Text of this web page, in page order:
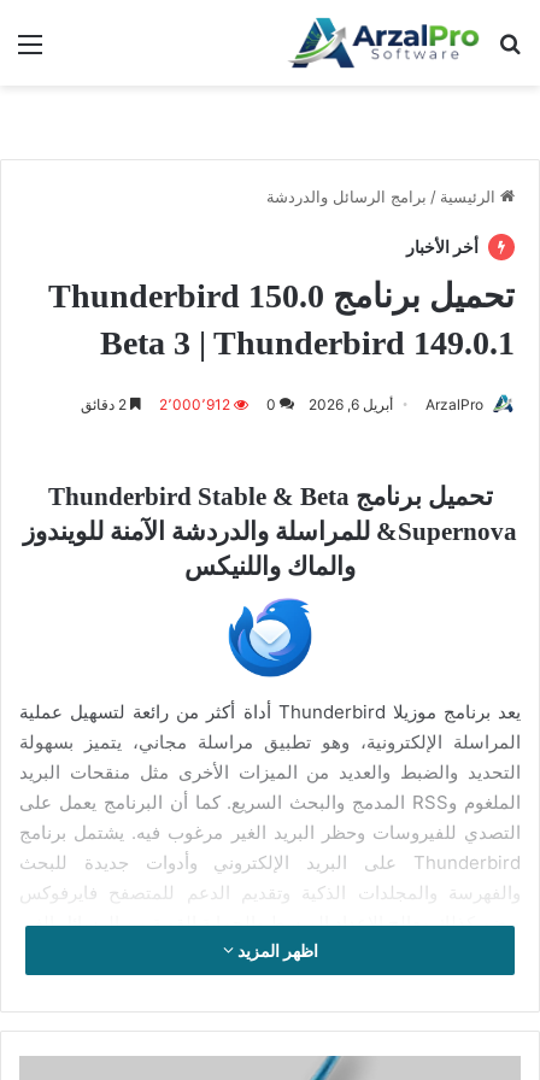
بحث عن
الرئيسية / برامج الرسائل والدردشة
أخر الأخبار
تحميل برنامج Thunderbird 150.0
Beta 3 | Thunderbird 149.0.1
ArzalPro أبريل 6, 2026 0 2٬000٬912
تحميل برنامج Thunderbird Stable & Beta
&Supernova للمراسلة والدردشة الآمنة للويندوز
والماك واللنيكس
يعد برنامج موزيلا Thunderbird أداة أكثر من رائعة لتسهيل عملية
المراسلة الإلكترونية، وهو تطبيق مراسلة مجاني، يتميز بسهولة
التحديد والضبط والعديد من الميزات الأخرى مثل منقحات البريد
الملغوم وRSS المدمج والبحث السريع. كما أن البرنامج يعمل على
التصدي للفيروسات وحظر البريد الغير مرغوب فيه. يشتمل برنامج
Thunderbird على البريد الإلكتروني وأدوات جديدة للبحث
والفهرسة والمجلدات الذكية وتقديم الدعم للمتصفح فايرفوكس
ويضم كذلك معالج الإعداد المبسط والحماية القوية من الرسائل الغير
مرغوب فيها التي تشمل فلاتر مكافحة التصيد الاحتيالي ومكافحة
البريد الضار.
عالية، لأنه يتوفر على تحديثات جديدة ضمنتها الشركة المطورة
اظهر المزيد